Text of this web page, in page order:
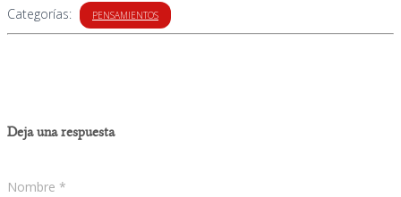
Categorías: PENSAMIENTOS
Deja una respuesta
Nombre *